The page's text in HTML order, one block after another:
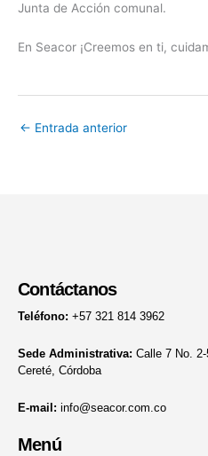
Junta de Acción comunal.
En Seacor ¡Creemos en ti,
← Entrada anterior
Contáctanos
Teléfono: +57 321 814 3962
Sede Administrativa: Calle 7 No.
Cereté, Córdoba
E-mail: info@seacor.com.co
Menú